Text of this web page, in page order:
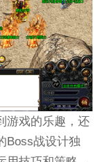
游戏的乐趣，还
Boss战设计独